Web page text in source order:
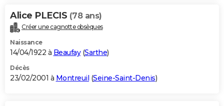
Alice PLECIS (78 ans)
Créer une cagnotte obsèques
Naissance
14/04/1922 à Beaufay(Sarthe)
Décès
23/02/2001 à Montreuil (Seine-Saint-Denis)